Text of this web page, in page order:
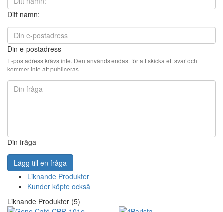
Ditt namn:
Din e-postadress
E-postadress krävs inte. Den används endast för att skicka ett svar och
kommer inte att publiceras.
Din fråga
Lägg till en fråga
Liknande Produkter
Kunder köpte också
Liknande Produkter (5)